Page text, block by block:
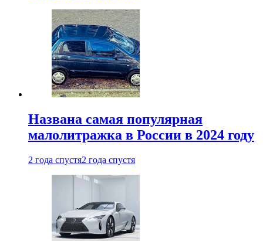
Названа самая популярная
малолитражка в России в 2024 году
2 года спустя2 года спустя